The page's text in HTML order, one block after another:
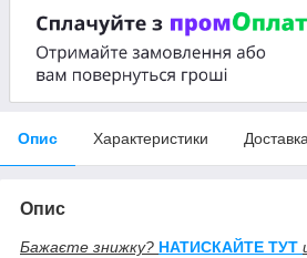
Опис Характеристики
Опис
Бажаєте знижку? НАТИСКАЙТЕ ТУТ